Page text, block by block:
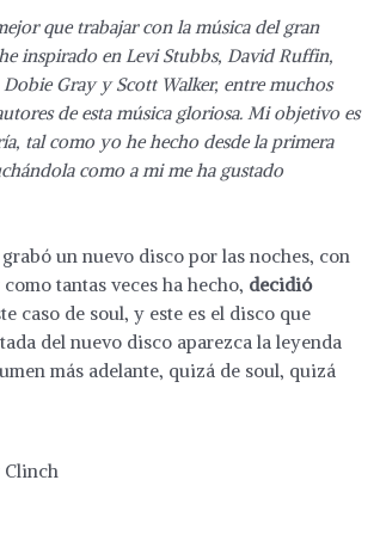
que trabajar con la música del gran
inspirado en Levi Stubbs, David Ruffin,
Gray y Scott Walker, entre muchos
de esta música gloriosa. Mi objetivo es
tal como yo he hecho desde la primera
como a mi me ha gustado
un nuevo disco por las noches, con
tantas veces ha hecho, decidió
caso de soul, y este es el disco que
del nuevo disco aparezca la leyenda
más adelante, quizá de soul, quizá
Clinch